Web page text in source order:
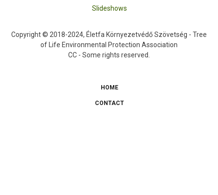
Slideshows
Copyright © 2018-2024, Életfa Környezetvédő Szövetség - Tree
of Life Environmental Protection Association
CC - Some rights reserved.
HOME
CONTACT